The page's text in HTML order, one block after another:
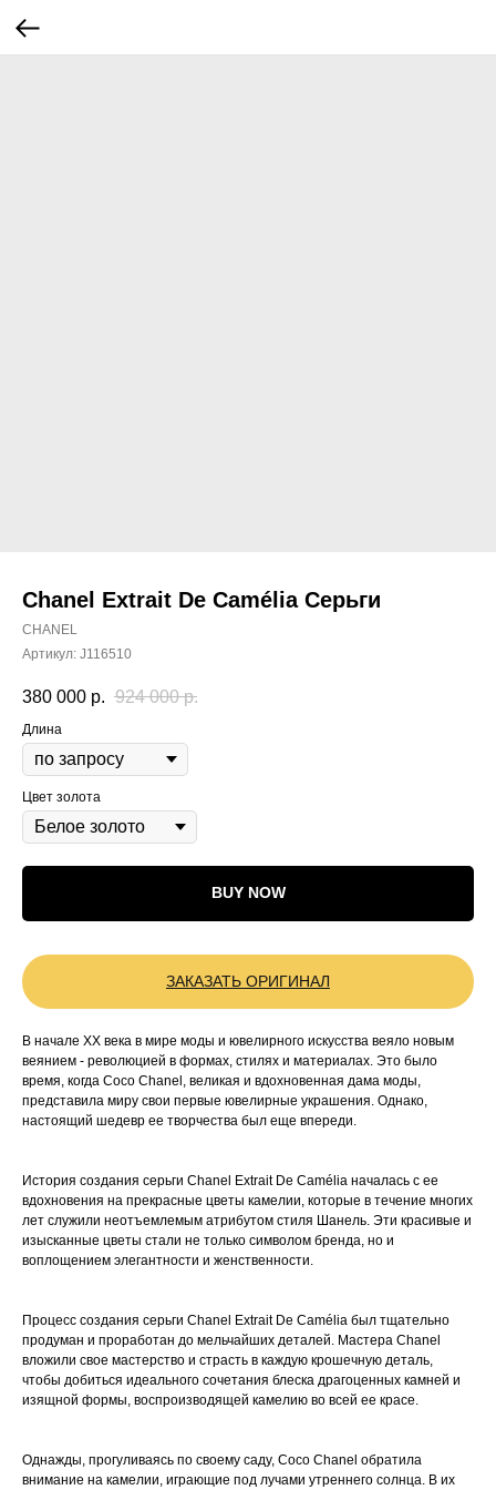
Chanel Extrait De Camélia Серьги
CHANEL
Артикул: J116510
380 000 р. 924 000 р.
Длина
Цвет золота
BUY NOW
ЗАКАЗАТЬ ОРИГИНАЛ
В начале XX века в мире моды и ювелирного искусства веяло новым
веянием - революцией в формах, стилях и материалах. Это было
время, когда Coco Chanel, великая и вдохновенная дама моды,
представила миру свои первые ювелирные украшения. Однако,
настоящий шедевр ее творчества был еще впереди.
История создания серьги Chanel Extrait De Camélia началась с ее
вдохновения на прекрасные цветы камелии, которые в течение многих
лет служили неотъемлемым атрибутом стиля Шанель. Эти красивые и
изысканные цветы стали не только символом бренда, но и
воплощением элегантности и женственности.
Процесс создания серьги Chanel Extrait De Camélia был тщательно
продуман и проработан до мельчайших деталей. Мастера Chanel
вложили свое мастерство и страсть в каждую крошечную деталь,
чтобы добиться идеального сочетания блеска драгоценных камней и
изящной формы, воспроизводящей камелию во всей ее красе.
Однажды, прогуливаясь по своему саду, Coco Chanel обратила
внимание на камелии, играющие под лучами утреннего солнца. В их